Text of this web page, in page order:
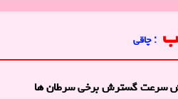
: چاقی
سرعت گسترش برخی سرطان ها